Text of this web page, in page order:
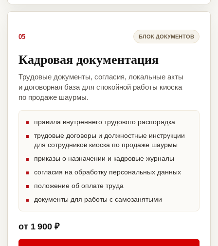
05 БЛОК ДОКУМЕНТОВ
Кадровая документация
Трудовые документы, согласия, локальные акты
и договорная база для спокойной работы киоска
по продаже шаурмы.
правила внутреннего трудового распорядка
трудовые договоры и должностные инструкции
для сотрудников киоска по продаже шаурмы
приказы о назначении и кадровые журналы
согласия на обработку персональных данных
положение об оплате труда
документы для работы с самозанятыми
от 1 900 ₽